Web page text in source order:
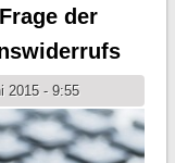
der
2015 - 9:55